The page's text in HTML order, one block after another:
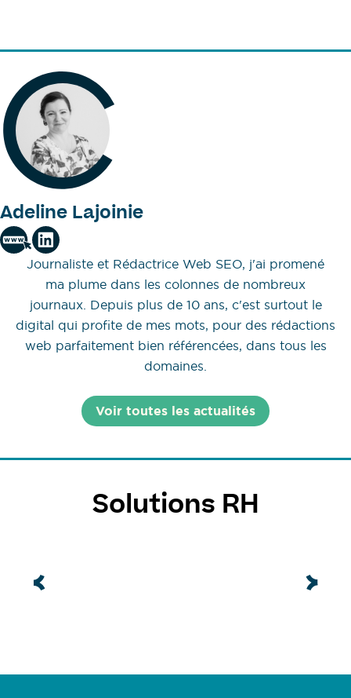
Adeline Lajoinie
Journaliste et Rédactrice Web SEO, j'ai promené
ma plume dans les colonnes de nombreux
journaux. Depuis plus de 10 ans, c'est surtout le
digital qui profite de mes mots, pour des rédactions
web parfaitement bien référencées, dans tous les
domaines.
Voir toutes les actualités
Solutions RH